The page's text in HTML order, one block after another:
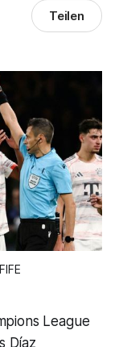
Teilen
League
Díaz